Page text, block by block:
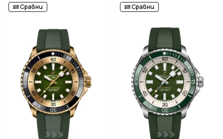
Сравни Сравни